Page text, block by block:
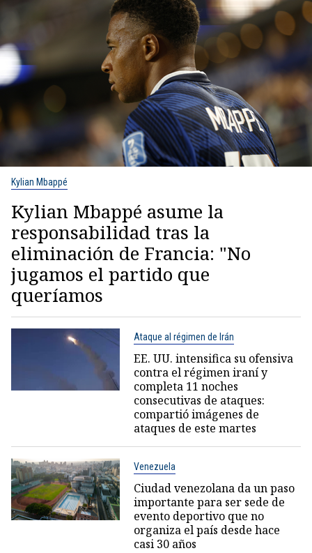
Kylian Mbappé
Kylian Mbappé asume la
responsabilidad tras la
eliminación de Francia: "No
jugamos el partido que
queríamos
Ataque al régimen de Irán
EE. UU. intensifica su ofensiva
contra el régimen iraní y
completa 11 noches
consecutivas de ataques:
compartió imágenes de
ataques de este martes
Venezuela
Ciudad venezolana da un paso
importante para ser sede de
evento deportivo que no
organiza el país desde hace
casi 30 años